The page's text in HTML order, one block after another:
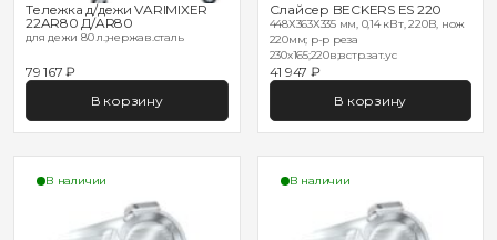
Тележка д/дежи VARIMIXER
22AR80 Д/AR80
для дежи 80 л.;нержав.сталь
79 167 ₽
В корзину
Слайсер BECKERS ES 220
448Х363Х335 мм, 0,14 кВт, 220В, нож
220мм; р-р реза
230х165;220в;встр.зат.ус
41 947 ₽
В корзину
В наличии В наличии